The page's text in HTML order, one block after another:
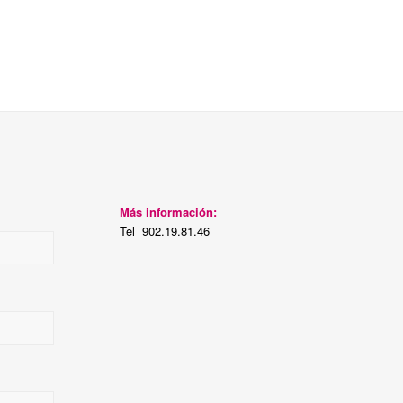
Más información:
Tel 902.19.81.46